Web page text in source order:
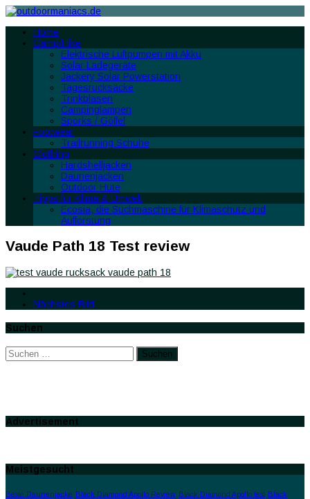
Home
Camp/Hike
Elektrische Luftpumpen mit Akku
Solar Ladegeräte
Jackery Solar Powerstation
Tagesrucksäcke
Trinkblasen
Campinglampen
Sporks / Göffel
Footwear
Trailrunning Schuhe
Clothing
Hardshelljacken
Daunenjacken
Outdoor Hüte
Tipps für Klima & Umwelt
Ecosia, die Suchmaschine für Klimaschutz und
Aufforstung
Vaude Path 18 Test review
Nächstes Bild
Suchen
Suchen
nach:
Advertisement
Meistgesucht
Beste Daunenjacke Black Diamond Apollo Review Black Diamond Apollo test Black